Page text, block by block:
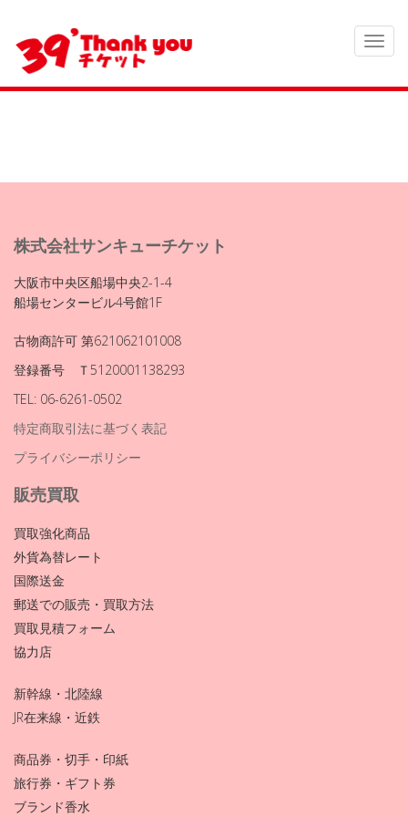
株式会社サンキューチケット
大阪市中央区船場中央2-1-4
船場センタービル4号館1F
古物商許可 第621062101008
登録番号 Ｔ5120001138293
TEL: 06-6261-0502
特定商取引法に基づく表記
プライバシーポリシー
販売買取
買取強化商品
外貨為替レート
国際送金
郵送での販売・買取方法
買取見積フォーム
協力店
新幹線・北陸線
JR在来線・近鉄
商品券・切手・印紙
旅行券・ギフト券
ブランド香水